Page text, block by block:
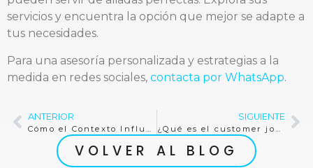
servicios y encuentra la opción que mejor se adapte a
tus necesidades.
Para una asesoría personalizada y estrategias a la
medida en redes sociales, contacta por WhatsApp.
ANTERIOR
Cómo el Contexto Influye en el Éxito de la IA en Marketing y Ventas
SIGUIENTE
¿Qué es el customer journey?
VOLVER AL BLOG